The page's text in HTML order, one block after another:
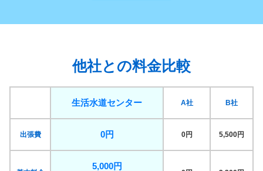
他社との料金比較
生活水道センター A社 B社
出張費 0円 0円 5,500円
5,000円